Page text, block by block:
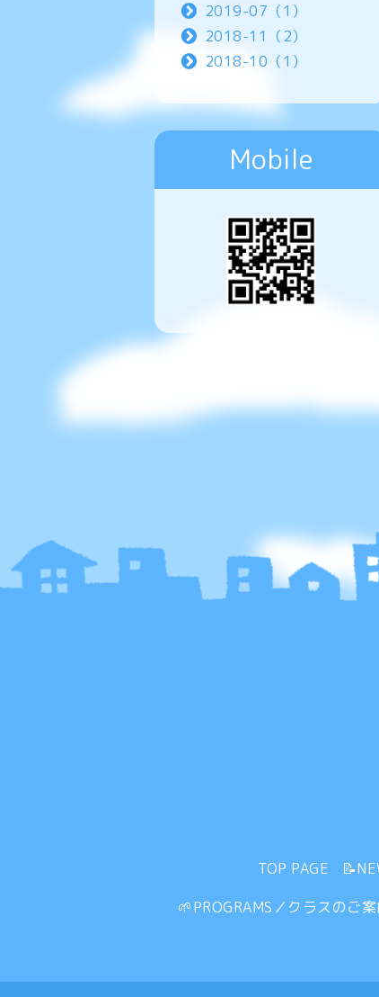
2019-07（1）
2018-11（2）
2018-10（1）
Mobile
TOP PAGE
🌱PROGRAMS／クラスのご案